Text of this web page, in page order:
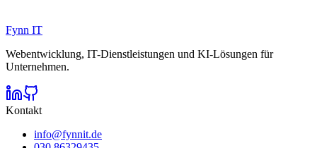
Fynn IT
Webentwicklung, IT-Dienstleistungen und KI-Lösungen für
Unternehmen.
Kontakt
info@fynnit.de